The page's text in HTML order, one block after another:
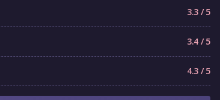
3.3 / 5
3.4 / 5
4.3 / 5